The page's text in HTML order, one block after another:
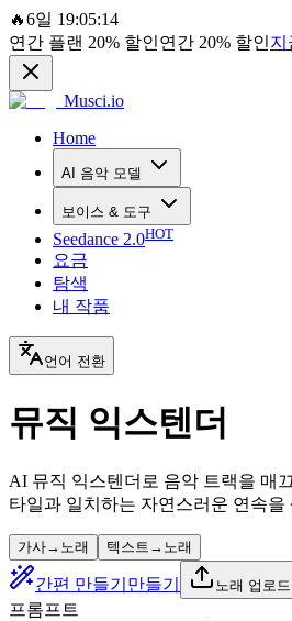
🔥6일 19:05:14
연간 플랜 20% 할인연간 20% 할인지
Musci.io
Home
AI 음악 모델
보이스 & 도구
Seedance 2.0HOT
요금
탐색
내 작품
언어 전환
뮤직 익스텐더
AI 뮤직 익스텐더로 음악 트랙을 매
타일과 일치하는 자연스러운 연속을
가사→노래 텍스트→노래
간편 만들기 만들기 노래 업로드
프롬프트